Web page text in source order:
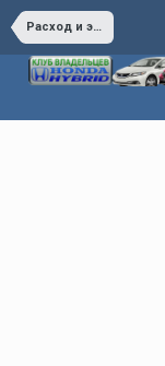
Расход и экономия Honda Hybrid